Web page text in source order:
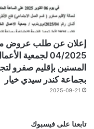
إعلان عن طلب عروض
04/2025 لجمعية
المسنين بإقليم صفرو
بجماعة كندر سيدي خيار
2025-09-21
تابعنا على فيسبوك